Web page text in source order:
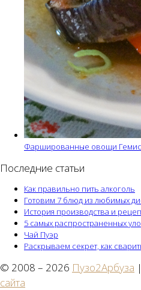
Фаршированные овощи
Последние статьи
Как правильно пить алкоголь
Готовим 7 блюд из любимых
История производства и
5 самых распространенных
Чай Пуэр
Раскрываем секрет, как
© 2008 – 2026 Пузо2Арбуза |
сайта